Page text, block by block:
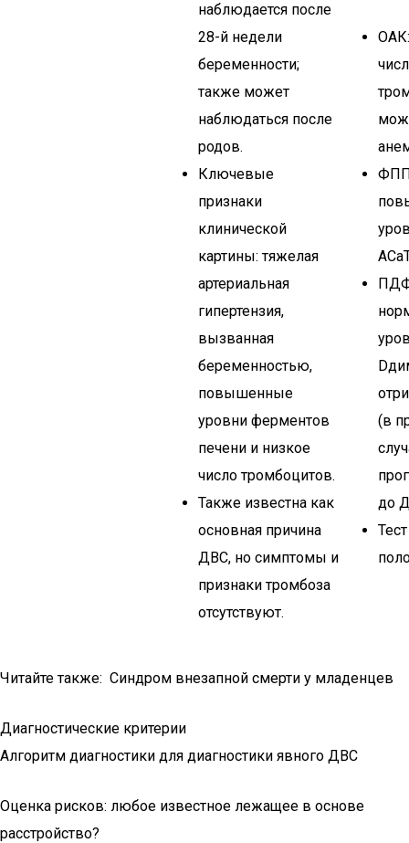
наблюдается после
28-й недели
беременности;
также может
наблюдаться после
родов.
Ключевые
признаки
клинической
картины: тяжелая
артериальная
гипертензия,
вызванная
беременностью,
повышенные
уровни ферментов
печени и низкое
число тромбоцитов.
Также известна как
основная причина
ДВС, но симптомы и
признаки тромбоза
отсутствуют.
(в
до
Читайте также: Синдром внезапной смерти у младенцев
Диагностические критерии
Алгоритм диагностики для диагностики явного ДВС
Оценка рисков: любое известное лежащее в основе
расстройство?